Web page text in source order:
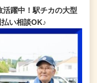
躍中！駅チカの大型
い相談OK♪